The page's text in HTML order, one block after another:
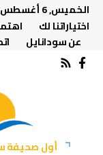
الخميس, 6 أغسطس 2026
اختياراتنا لك
عن سودانايل
أول صحيفة